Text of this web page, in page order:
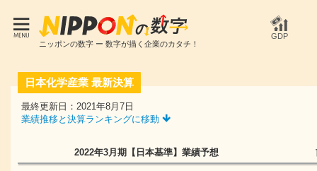
ニッポンの数字 ー 数字が描く企業のカタチ！
GDP
日本化学産業 最新決算
最終更新日：2021年8月7日
業績推移と決算ランキングに移動
2022年3月期 【日本基準】 業績予想